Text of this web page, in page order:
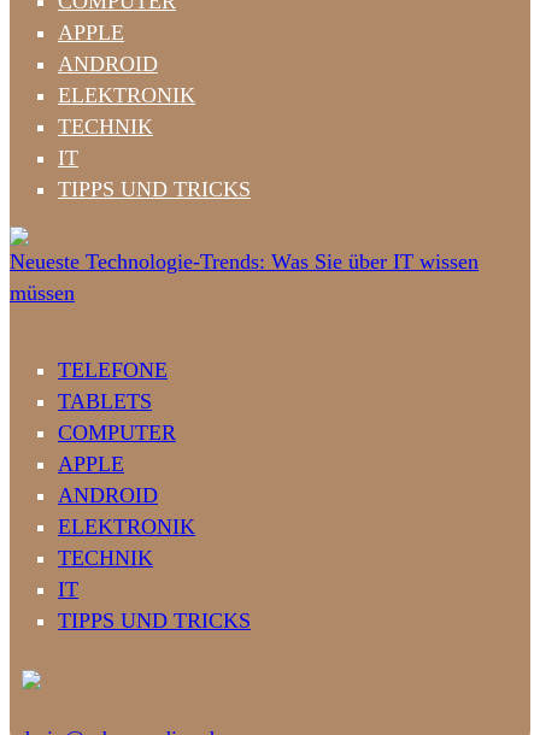
APPLE
ANDROID
ELEKTRONIK
TECHNIK
IT
TIPPS UND TRICKS
Neueste Technologie-Trends: Was Sie über IT wissen
müssen
TELEFONE
TABLETS
COMPUTER
APPLE
ANDROID
ELEKTRONIK
TECHNIK
IT
TIPPS UND TRICKS